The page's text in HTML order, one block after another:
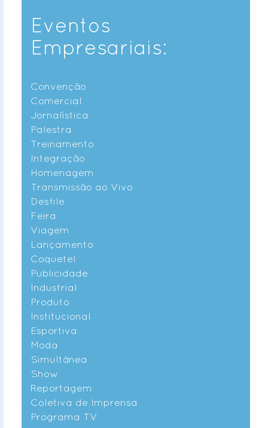
Eventos
Empresariais:
Convenção
Comercial
Jornalística
Palestra
Treinamento
Integração
Homenagem
Transmissão ao Vivo
Desfile
Feira
Viagem
Lançamento
Coquetel
Publicidade
Industrial
Produto
Institucional
Esportiva
Moda
Simultânea
Show
Reportagem
Coletiva de Imprensa
Programa TV